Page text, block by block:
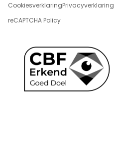
CookiesverklaringPrivacyverklaring
reCAPTCHA Policy